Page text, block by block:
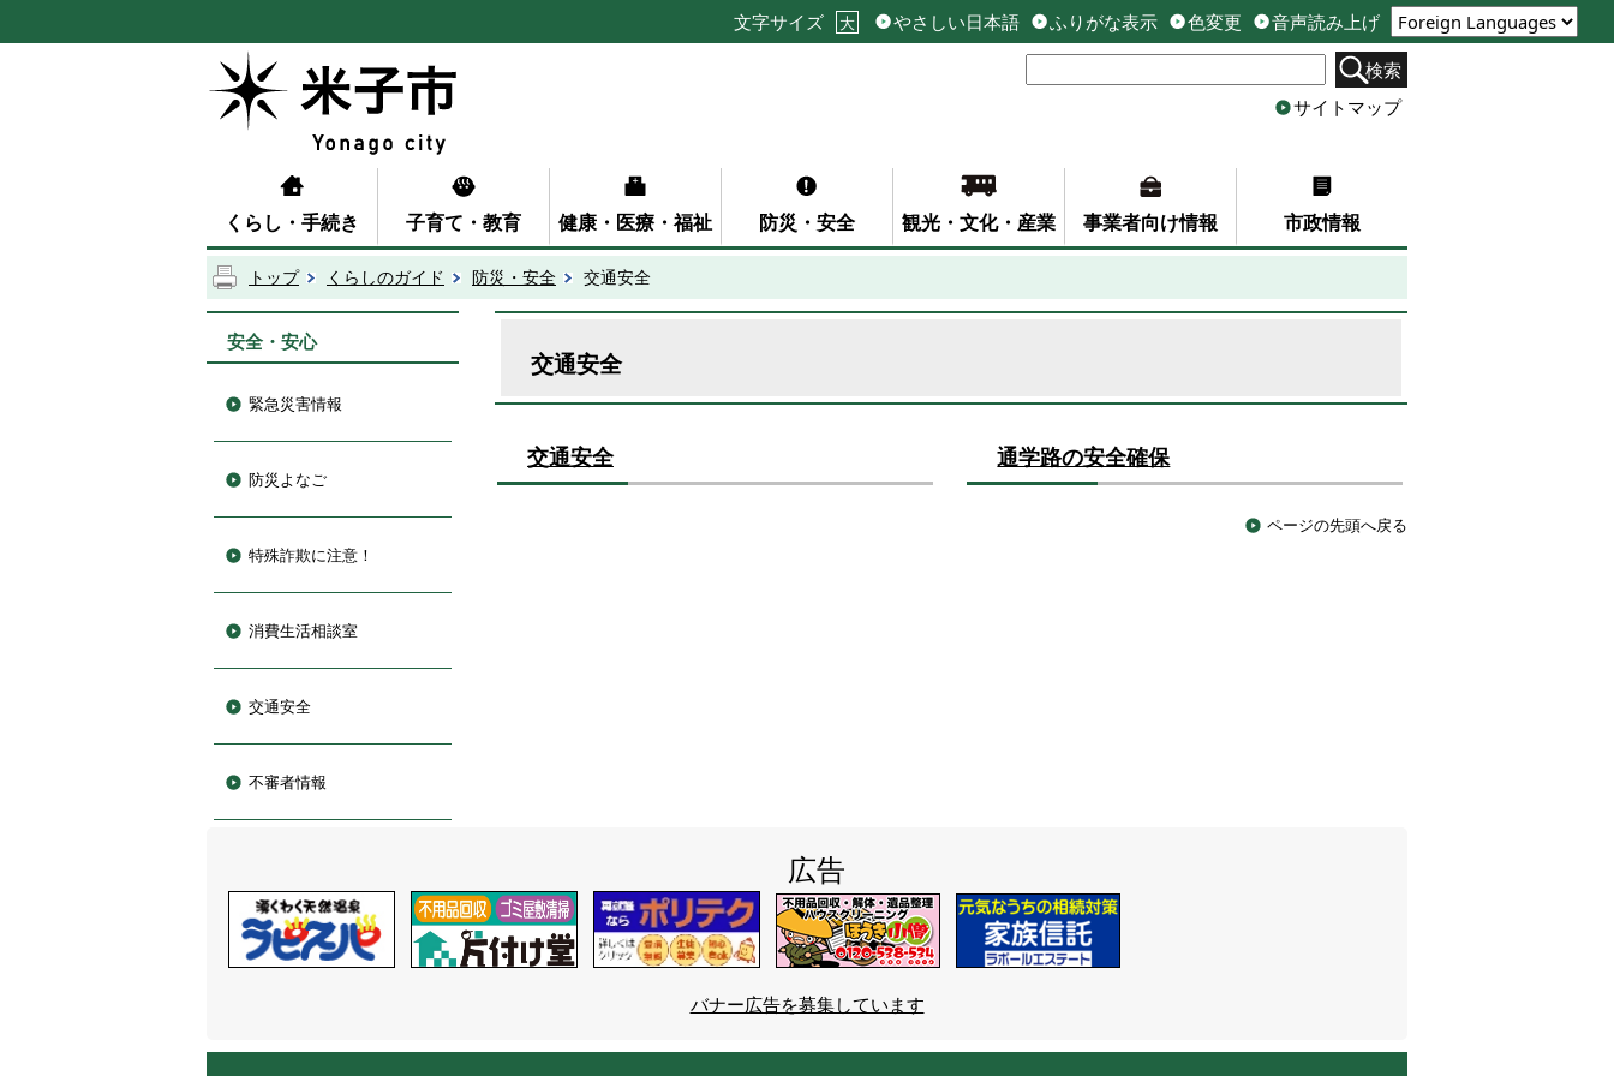
文字サイズ 大 やさしい日本語 ふりがな表示 色変更
音声読み上げ
検索
サイトマップ
くらし・手続き 子育て・教育 健康・医療・福祉 防災・安全 観光・文化・産業 事業者向け情報 市政情報
トップ くらしのガイド 防災・安全 交通安全
安全・安心
緊急災害情報
防災よなご
特殊詐欺に注意！
消費生活相談室
交通安全
不審者情報
交通安全
交通安全 通学路の安全確保
ページの先頭へ戻る
広告
バナー広告を募集しています